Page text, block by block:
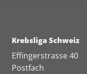
Krebsliga Schweiz
Effingerstrasse 40
Postfach